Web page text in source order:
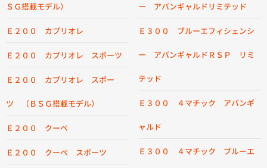
ＳＧ搭載モデル）
Ｅ２００ カブリオレ
Ｅ２００ カブリオレ スポーツ
Ｅ２００ カブリオレ スポー
ツ （ＢＳＧ搭載モデル）
Ｅ２００ クーペ
Ｅ２００ クーペ スポーツ
ー アバンギャルドリミテッド
Ｅ３００ ブルーエフィシェンシ
ー アバンギャルドＲＳＰ リミ
テッド
Ｅ３００ ４マチック アバンギ
ャルド
Ｅ３００ ４マチック ブルーエ